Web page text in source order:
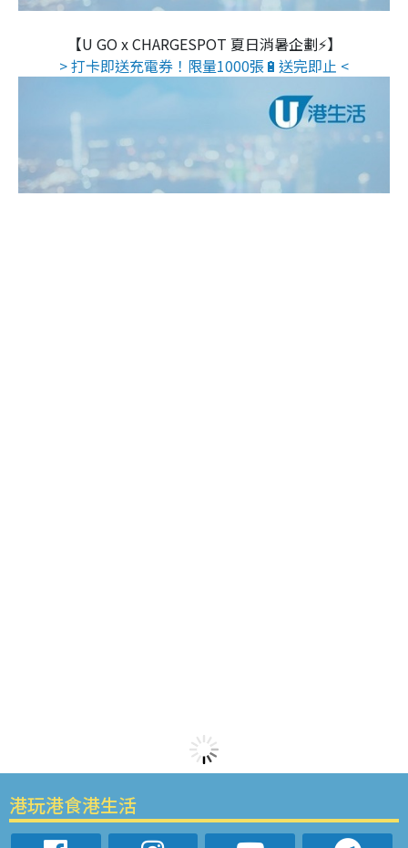
【U GO x CHARGESPOT 夏日消暑企劃⚡】
> 打卡即送充電券！限量1000張🔋送完即止 <
港玩港食港生活